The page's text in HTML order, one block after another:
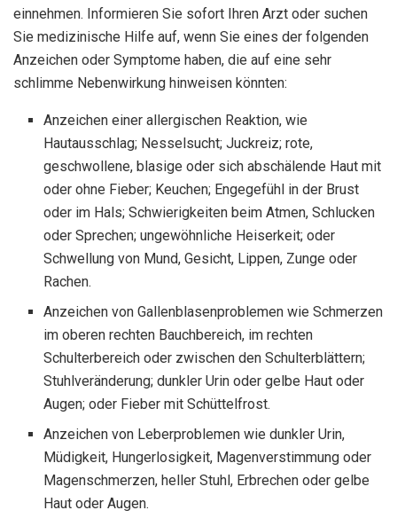
einnehmen. Informieren Sie sofort Ihren Arzt oder suchen
Sie medizinische Hilfe auf, wenn Sie eines der folgenden
Anzeichen oder Symptome haben, die auf eine sehr
schlimme Nebenwirkung hinweisen könnten:
Anzeichen einer allergischen Reaktion, wie
Hautausschlag; Nesselsucht; Juckreiz; rote,
geschwollene, blasige oder sich abschälende Haut mit
oder ohne Fieber; Keuchen; Engegefühl in der Brust
oder im Hals; Schwierigkeiten beim Atmen, Schlucken
oder Sprechen; ungewöhnliche Heiserkeit; oder
Schwellung von Mund, Gesicht, Lippen, Zunge oder
Rachen.
Anzeichen von Gallenblasenproblemen wie Schmerzen
im oberen rechten Bauchbereich, im rechten
Schulterbereich oder zwischen den Schulterblättern;
Stuhlveränderung; dunkler Urin oder gelbe Haut oder
Augen; oder Fieber mit Schüttelfrost.
Anzeichen von Leberproblemen wie dunkler Urin,
Müdigkeit, Hungerlosigkeit, Magenverstimmung oder
Magenschmerzen, heller Stuhl, Erbrechen oder gelbe
Haut oder Augen.